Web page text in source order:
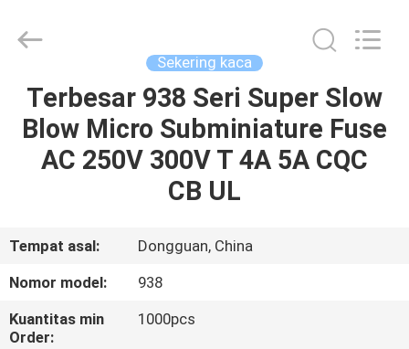
RUMAH
PRODUK
VR
KAMI
Electronics
Co.,Ltd.
Sekering kaca
Terbesar 938 Seri Super Slow
Blow Micro Subminiature Fuse
AC 250V 300V T 4A 5A CQC
CB UL
Tempat asal:
Dongguan, China
Nomor model:
938
Kuantitas min
Order:
1000pcs